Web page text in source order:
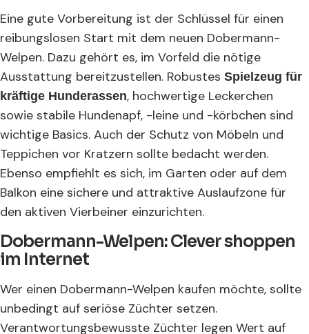
Eine gute Vorbereitung ist der Schlüssel für einen
reibungslosen Start mit dem neuen Dobermann-
Welpen. Dazu gehört es, im Vorfeld die nötige
Ausstattung bereitzustellen. Robustes Spielzeug für
kräftige Hunderassen, hochwertige Leckerchen
sowie stabile Hundenapf, -leine und -körbchen sind
wichtige Basics. Auch der Schutz von Möbeln und
Teppichen vor Kratzern sollte bedacht werden.
Ebenso empfiehlt es sich, im Garten oder auf dem
Balkon eine sichere und attraktive Auslaufzone für
den aktiven Vierbeiner einzurichten.
Dobermann-Welpen: Clever shoppen
im Internet
Wer einen Dobermann-Welpen kaufen möchte, sollte
unbedingt auf seriöse Züchter setzen.
Verantwortungsbewusste Züchter legen Wert auf